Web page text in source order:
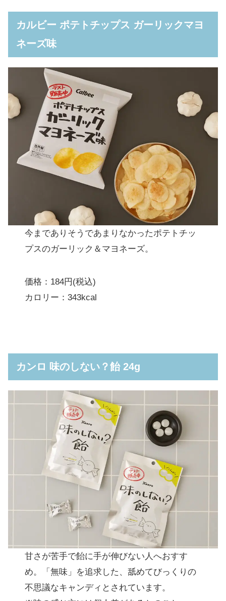
ーズ味
カンロ 味のしない？飴 24g
サンヨー食品 マヌルパン風 ガーリックチー
ズ味塩ラーメン
トーヨービバレッジ あたためておいしいカフ
ェラテ 200g
北海道麦酒 プロテinチューハイ 350ml
ヘリオス くらレモン 350ml
Jリカー スポーツドリンクテイストサワー
350ml
ローソンテスト品総選挙キャンペーンが開催
カルビー ポテトチップス ガーリックマヨ
ネーズ味
今までありそうであまりなかったポテトチッ
プスのガーリック＆マヨネーズ。
価格：184円(税込)
カロリー：343kcal
カンロ 味のしない？飴 24g
甘さが苦手で飴に手が伸びない人へおすす
め。「無味」を追求した、舐めてびっくりの
不思議なキャンディとされています。